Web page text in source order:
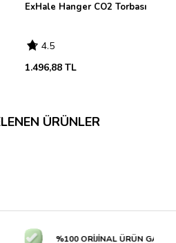
ExHale Hanger CO2 Torbası
4.5
1.496,88 TL
ÜRÜNLER
%100 ORİJİNAL ÜRÜN